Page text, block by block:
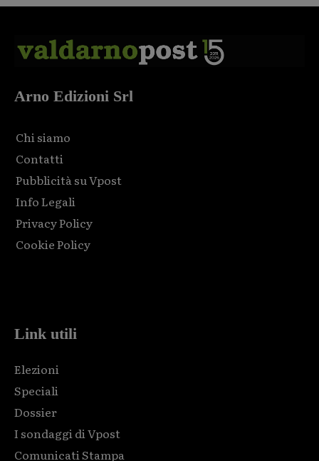
Arno Edizioni Srl
Chi siamo
Contatti
Pubblicità su Vpost
Info Legali
Privacy Policy
Cookie Policy
Link utili
Elezioni
Speciali
Dossier
I sondaggi di Vpost
Comunicati Stampa